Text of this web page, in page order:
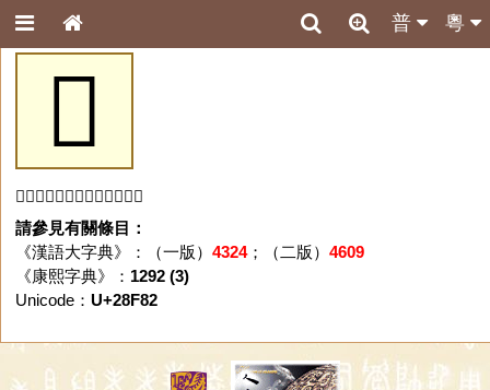
粵
普
𨾂
「𨾂」字未收錄於本資料庫。
請參見有關條目：
《漢語大字典》：（一版） 4324；（二版） 4609
《康熙字典》： 1292 (3)
Unicode： U+28F82